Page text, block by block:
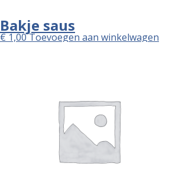
Bakje saus
€1,00Toevoegen aan winkelwagen